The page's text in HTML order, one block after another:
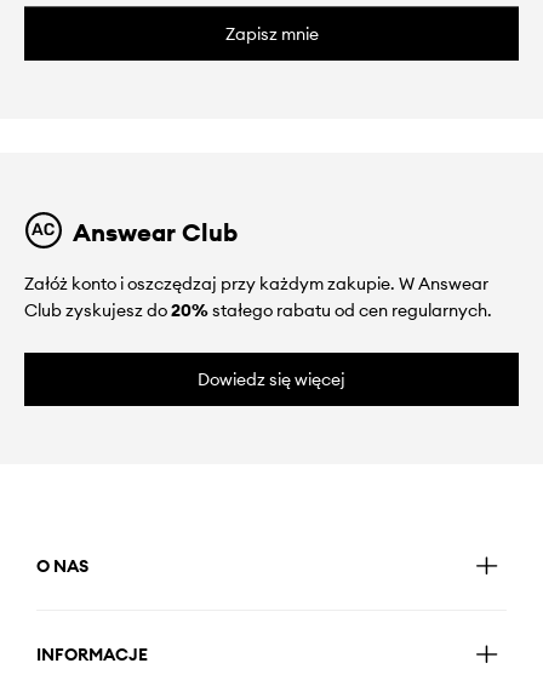
Zapisz mnie
Answear Club
Załóż konto i oszczędzaj przy każdym zakupie. W Answear
Club zyskujesz do20%stałego rabatu od cen regularnych.
Dowiedz się więcej
O NAS
INFORMACJE